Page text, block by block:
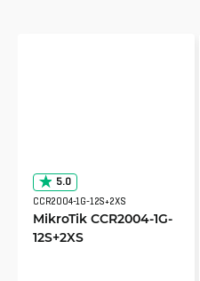
5.0
CCR2004-1G-12S+2XS
MikroTik CCR2004-1G-
12S+2XS